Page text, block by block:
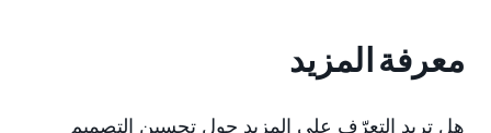
معرفة المزيد
هل تريد التعرّف على المزيد حول تحسين التصميم